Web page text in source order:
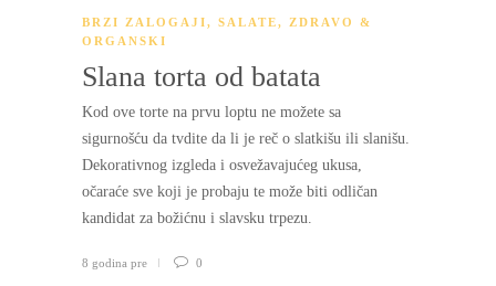
BRZI ZALOGAJI, SALATE, ZDRAVO &
ORGANSKI
Slana torta od batata
Kod ove torte na prvu loptu ne možete sa
sigurnošću da tvdite da li je reč o slatkišu ili slanišu.
Dekorativnog izgleda i osvežavajućeg ukusa,
očaraće sve koji je probaju te može biti odličan
kandidat za božićnu i slavsku trpezu.
8 godina pre 0